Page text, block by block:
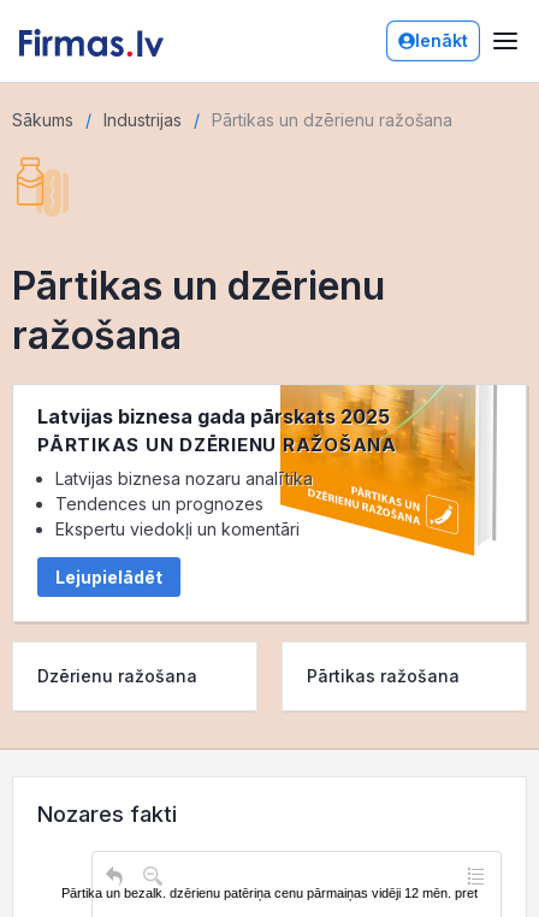
Ienākt
Sākums Industrijas Pārtikas un dzērienu ražošana
Pārtikas un dzērienu
ražošana
Latvijas biznesa gada pārskats 2025
PĀRTIKAS UN DZĒRIENU RAŽOŠANA
Latvijas biznesa nozaru analītika
Tendences un prognozes
Ekspertu viedokļi un komentāri
Lejupielādēt
Dzērienu ražošana Pārtikas ražošana
Nozares fakti